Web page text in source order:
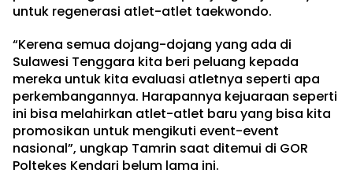
untuk regenerasi atlet-atlet taekwondo.
“Kerena semua dojang-dojang yang ada di
Sulawesi Tenggara kita beri peluang kepada
mereka untuk kita evaluasi atletnya seperti apa
perkembangannya. Harapannya kejuaraan seperti
ini bisa melahirkan atlet-atlet baru yang bisa kita
promosikan untuk mengikuti event-event
nasional”, ungkap Tamrin saat ditemui di GOR
Poltekes Kendari belum lama ini.